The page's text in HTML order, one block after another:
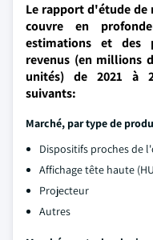
Le rapport d'étude de
couvre en
estimations et des
revenus (en millions
unités) de 2021 à
suivants:
Marché, par type de
Dispositifs proches de
Affichage tête haute
Projecteur
Autres